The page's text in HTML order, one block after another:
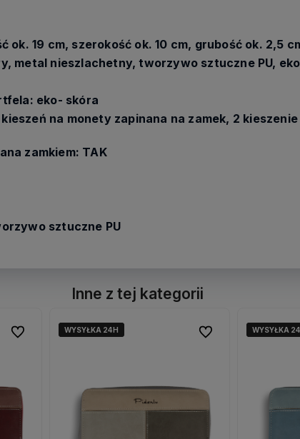
ok. 19 cm, szerokość ok. 10 cm, grubość ok. 2,5
metal nieszlachetny, tworzywo sztuczne PU,
eko- skóra
na monety zapinana na zamek, 2
zamkiem: TAK
sztuczne PU
Inne z tej kategorii
Do ulubionych
Do ulubionychWYSYŁKA 24H
WYSYŁKA 24H Do ulubionych
Do ulubionychWYSYŁKA
WYSYŁKA